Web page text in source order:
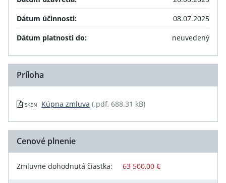
Dátum účinnosti:
08.07.2025
Dátum platnosti do:
neuvedený
Príloha
SKEN Kúpna zmluva (.pdf, 688.31 kB)
Cenové plnenie
Zmluvne dohodnutá čiastka: 63 500,00 €